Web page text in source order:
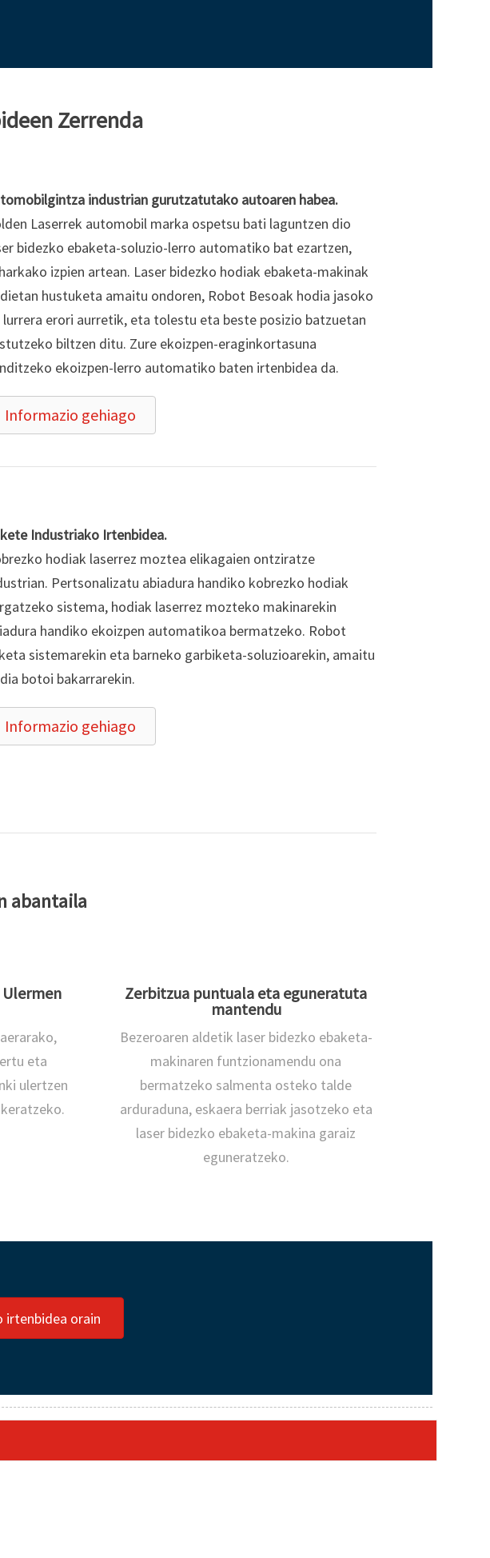
Zerrenda
industrian gurutzatutako autoaren habea.
Laserrek automobil marka ospetsu bati laguntzen dio
bidezko ebaketa-soluzio-lerro automatiko bat ezartzen,
izpien artean. Laser bidezko hodiak ebaketa-makinak
hustuketa amaitu ondoren, Robot Besoak hodia jasoko
lurrera erori aurretik, eta tolestu eta beste posizio batzuetan
biltzen ditu. Zure ekoizpen-eraginkortasuna
ekoizpen-lerro automatiko baten irtenbidea da.
Informazio gehiago
Industriako Irtenbidea.
hodiak laserrez moztea elikagaien ontziratze
Pertsonalizatu abiadura handiko kobrezko hodiak
sistema, hodiak laserrez mozteko makinarekin
handiko ekoizpen automatikoa bermatzeko. Robot
sistemarekin eta barneko garbiketa-soluzioarekin, amaitu
botoi bakarrarekin.
Informazio gehiago
abantaila
Ulermen
eta
ulertzen
Zerbitzua puntuala eta eguneratuta
mantendu
Bezeroaren aldetik laser bidezko ebaketa-
makinaren funtzionamendu ona
bermatzeko salmenta osteko talde
arduraduna, eskaera berriak jasotzeko eta
laser bidezko ebaketa-makina garaiz
eguneratzeko.
irtenbidea orain